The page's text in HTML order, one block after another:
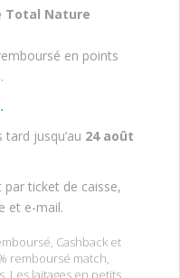
Total Nature
en points
jusqu’au 24 août
ticket de caisse,
et e-mail.
, Cashback et
remboursé match,
, Les laitages en petits